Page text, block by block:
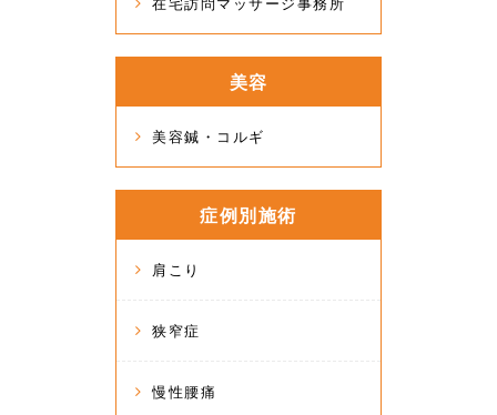
在宅訪問マッサージ事務所
美容
美容鍼・コルギ
症例別施術
肩こり
狭窄症
慢性腰痛